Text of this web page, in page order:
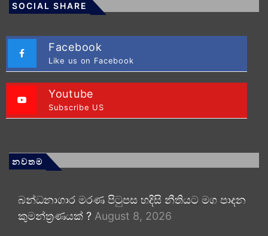
SOCIAL SHARE
Facebook
Like us on Facebook
Youtube
Subscribe US
නවතම
බන්ධනාගාර මරණ පිටුපස හදිසි නීතියට මග පාදන
කුමන්ත්‍රණයක් ? August 8, 2026